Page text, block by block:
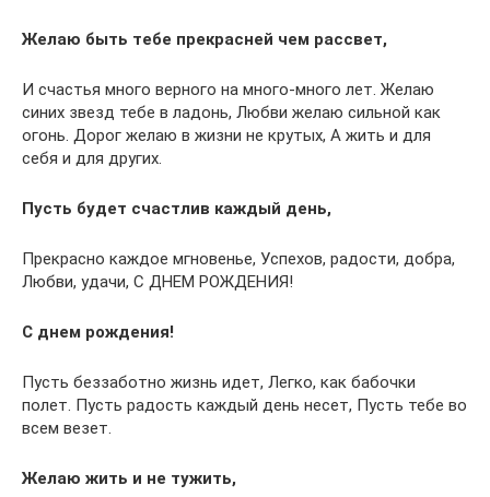
Желаю быть тебе прекрасней чем рассвет,
И счастья много верного на много-много лет. Желаю
синих звезд тебе в ладонь, Любви желаю сильной как
огонь. Дорог желаю в жизни не крутых, А жить и для
себя и для других.
Пусть будет счастлив каждый день,
Прекрасно каждое мгновенье, Успехов, радости, добра,
Любви, удачи, С ДНЕМ РОЖДЕНИЯ!
С днем рождения!
Пусть беззаботно жизнь идет, Легко, как бабочки
полет. Пусть радость каждый день несет, Пусть тебе во
всем везет.
Желаю жить и не тужить,